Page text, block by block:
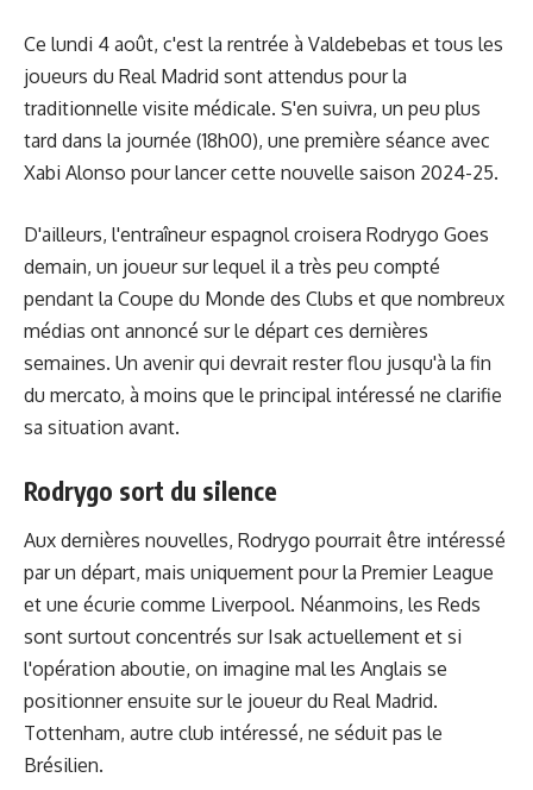
Ce lundi 4 août, c'est la rentrée à Valdebebas et tous les
joueurs du Real Madrid sont attendus pour la
traditionnelle visite médicale. S'en suivra, un peu plus
tard dans la journée (18h00), une première séance avec
Xabi Alonso pour lancer cette nouvelle saison 2024-25.
D'ailleurs, l'entraîneur espagnol croisera Rodrygo Goes
demain, un joueur sur lequel il a très peu compté
pendant la Coupe du Monde des Clubs et que nombreux
médias ont annoncé sur le départ ces dernières
semaines. Un avenir qui devrait rester flou jusqu'à la fin
du mercato, à moins que le principal intéressé ne clarifie
sa situation avant.
Rodrygo sort du silence
Aux dernières nouvelles, Rodrygo pourrait être intéressé
par un départ, mais uniquement pour la Premier League
et une écurie comme Liverpool. Néanmoins, les Reds
sont surtout concentrés sur Isak actuellement et si
l'opération aboutie, on imagine mal les Anglais se
positionner ensuite sur le joueur du Real Madrid.
Tottenham, autre club intéressé, ne séduit pas le
Brésilien.